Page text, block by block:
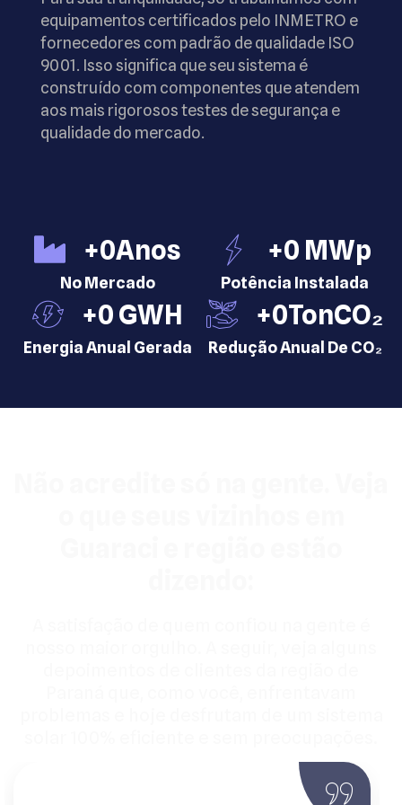
equipamentos certificados pelo INMETRO e
fornecedores com padrão de qualidade ISO
9001. Isso significa que seu sistema é
construído com componentes que atendem
aos mais rigorosos testes de segurança e
qualidade do mercado.
+0Anos
No Mercado
+0 MWp
Potência Instalada
+0 GWH
Energia Anual Gerada
+0TonCO₂
Redução Anual De CO₂